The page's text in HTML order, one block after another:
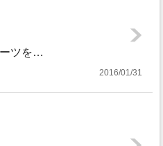
雨が多いと聞いてレインブーツを持ってきましたが夏は暑いし蒸れるしで履けませんでした。夏は台湾人を真似してビーチサンダルが便利です。反対に冬はレインブーツが...
2016/01/31